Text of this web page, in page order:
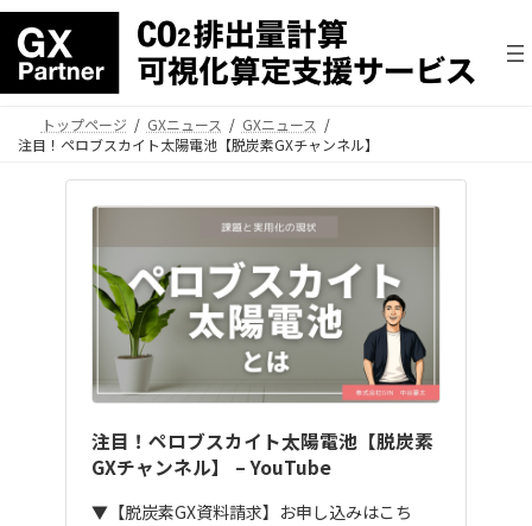
トップページ GXニュース
GXニュース
注目！ペロブスカイト太陽電池【脱炭素GXチャンネル】
注目！ペロブスカイト太陽電池【脱炭素
GXチャンネル】 – YouTube
▼【脱炭素GX資料請求】お申し込みはこち